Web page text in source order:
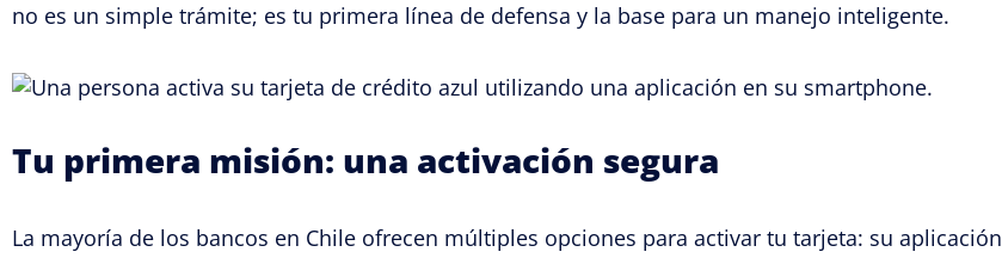
no es un simple trámite; es tu primera línea de defensa y la base para un manejo inteligente.
Tu primera misión: una activación segura
La mayoría de los bancos en Chile ofrecen múltiples opciones para activar tu tarjeta: su aplicación